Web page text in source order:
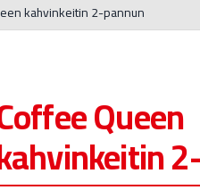
kahvinkeitin 2-pannun
Queen